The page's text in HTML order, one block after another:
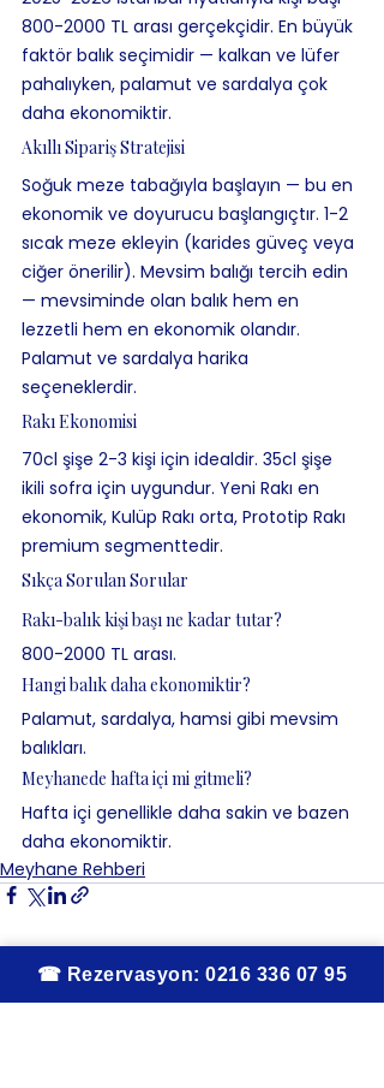
800-2000 TL arası gerçekçidir. En büyük
faktör balık seçimidir — kalkan ve lüfer
pahalıyken, palamut ve sardalya çok
daha ekonomiktir.
Akıllı Sipariş Stratejisi
Soğuk meze tabağıyla başlayın — bu en
ekonomik ve doyurucu başlangıçtır. 1-2
sıcak meze ekleyin (karides güveç veya
ciğer önerilir). Mevsim balığı tercih edin
— mevsiminde olan balık hem en
lezzetli hem en ekonomik olandır.
Palamut ve sardalya harika
seçeneklerdir.
Rakı Ekonomisi
70cl şişe 2-3 kişi için idealdir. 35cl şişe
ikili sofra için uygundur. Yeni Rakı en
ekonomik, Kulüp Rakı orta, Prototip Rakı
premium segmenttedir.
Sıkça Sorulan Sorular
Rakı-balık kişi başı ne kadar tutar?
800-2000 TL arası.
Hangi balık daha ekonomiktir?
Palamut, sardalya, hamsi gibi mevsim
balıkları.
Meyhanede hafta içi mi gitmeli?
Hafta içi genellikle daha sakin ve bazen
daha ekonomiktir.
Meyhane Rehberi
İlgili Yazılar